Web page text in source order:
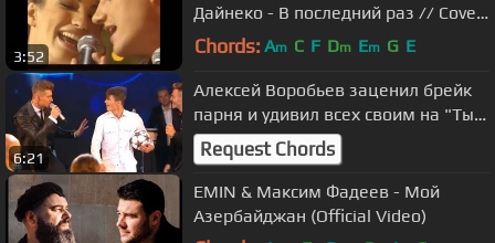
3:52
Дайнеко - В последний раз // Cover
Jeanette: Porque Te Vas
Chords: Am C F Dm Em G E
6:21
Алексей Воробьев заценил брейк
парня и удивил всех своим на "Ты
Супер! Танцы" под "Сумасшедшая"
Request Chords
EMIN & Максим Фадеев - Мой
Азербайджан (Official Video)